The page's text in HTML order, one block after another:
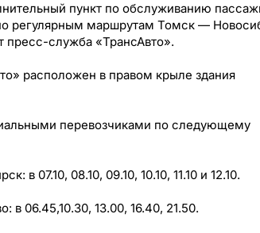
пункт по обслуживанию
регулярным маршрутам Томск —
служба «ТрансАвто».
расположен в правом крыле здания
перевозчиками по следующему
: в 07.10, 08.10, 09.10, 10.10, 11.10 и 12.10.
: в 06.45,10.30, 13.00, 16.40, 21.50.